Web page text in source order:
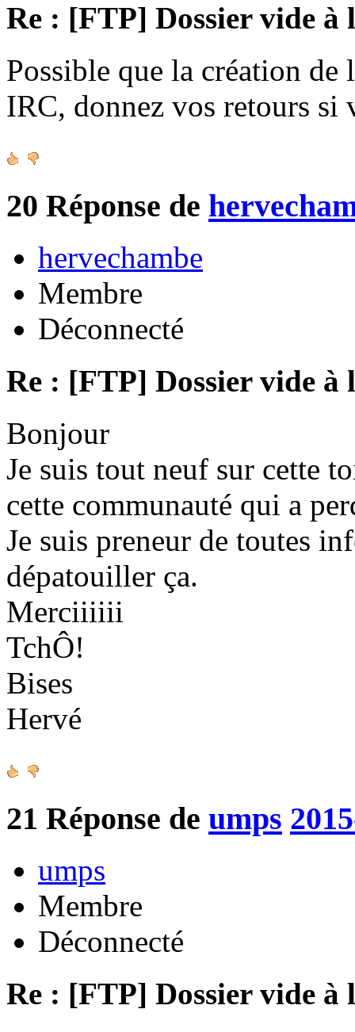
Re : [FTP] Dossier vide à
Possible que la création de
IRC, donnez vos retours si
20 Réponse de
hervechambe
Membre
Déconnecté
Re : [FTP] Dossier vide à
Bonjour
Je suis tout neuf sur cette
cette communauté qui a
Je suis preneur de toutes
dépatouiller ça.
Merciiiiii
TchÔ!
Bises
Hervé
21 Réponse de umps
umps
Membre
Déconnecté
Re : [FTP] Dossier vide à